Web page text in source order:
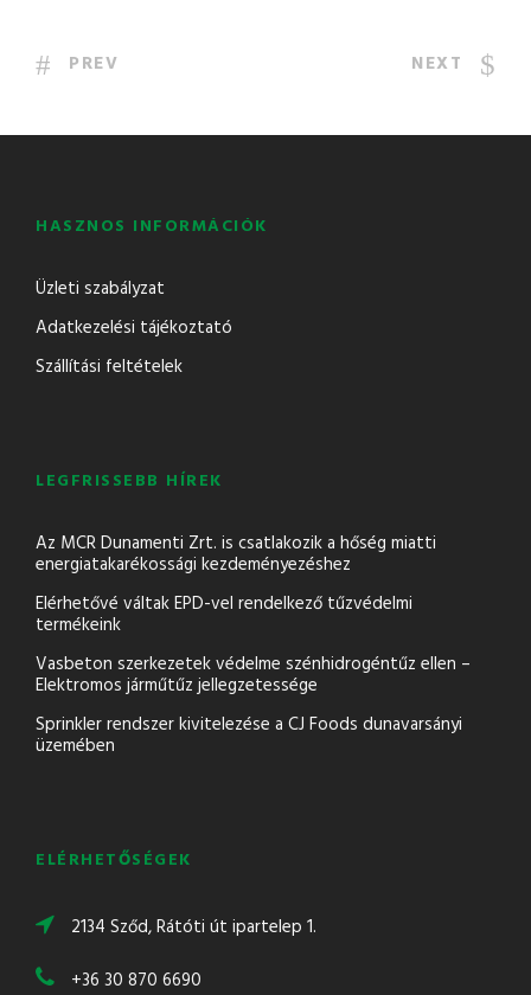
PREV NEXT
HASZNOS INFORMÁCIÓK
Üzleti szabályzat
Adatkezelési tájékoztató
Szállítási feltételek
LEGFRISSEBB HÍREK
Az MCR Dunamenti Zrt. is csatlakozik a hőség miatti
energiatakarékossági kezdeményezéshez
Elérhetővé váltak EPD-vel rendelkező tűzvédelmi
termékeink
Vasbeton szerkezetek védelme szénhidrogéntűz ellen –
Elektromos járműtűz jellegzetessége
Sprinkler rendszer kivitelezése a CJ Foods dunavarsányi
üzemében
ELÉRHETŐSÉGEK
2134 Sződ, Rátóti út ipartelep 1.
+36 30 870 6690